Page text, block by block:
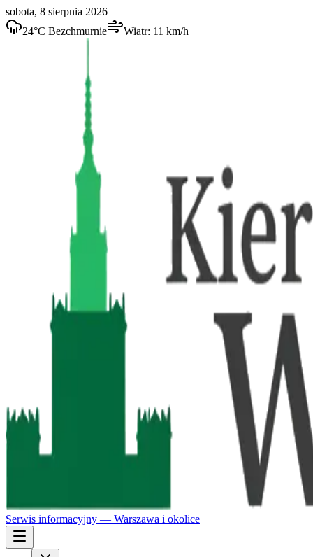
sobota, 8 sierpnia 2026
24°C Bezchmurnie Wiatr: 11 km/h
Serwis informacyjny — Warszawa i okolice